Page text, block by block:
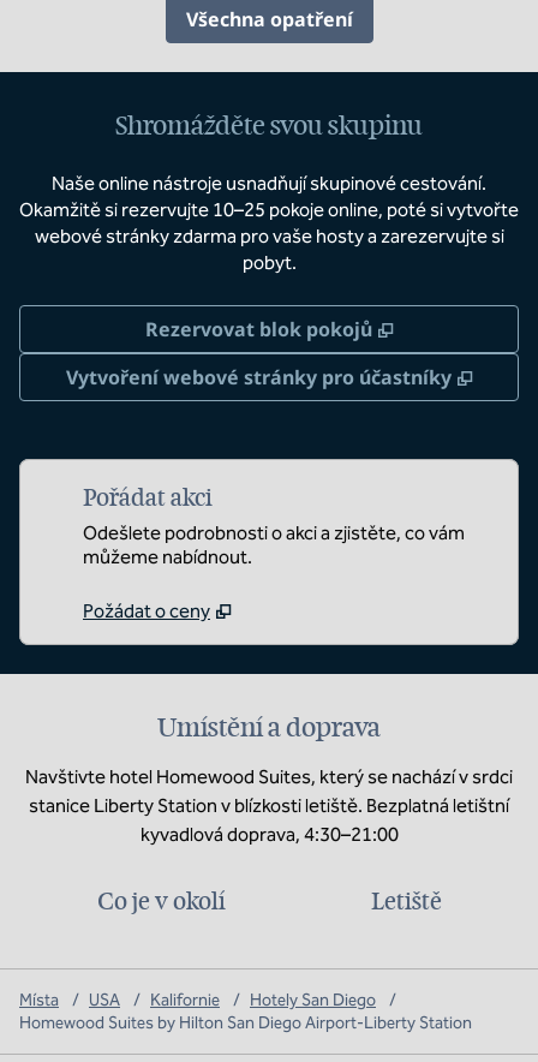
Všechna opatření
Shromážděte svou skupinu
Naše online nástroje usnadňují skupinové cestování.
Okamžitě si rezervujte 10–25 pokoje online, poté si vytvořte
webové stránky zdarma pro vaše hosty a zarezervujte si
pobyt.
Rezervovat blok pokojů ,
Vytvoření webové stránky pro účastníky
,
Pořádat akci
Odešlete podrobnosti o akci a zjistěte, co vám
můžeme nabídnout.
Požádat o ceny
Umístění a doprava
Navštivte hotel Homewood Suites, který se nachází v srdci
stanice Liberty Station v blízkosti letiště. Bezplatná letištní
kyvadlová doprava, 4:30–21:00
Co je v okolí Letiště
Místa / USA / Kalifornie / Hotely San Diego
/
Homewood Suites by Hilton San Diego Airport-Liberty Station